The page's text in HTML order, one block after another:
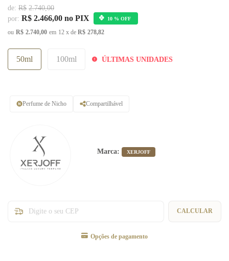
de: R$ 2.740,00
por: R$ 2.466,00 no PIX 10 % OFF
ou R$ 2.740,00 em 12 x de R$ 278,82
50ml 100ml ÚLTIMAS UNIDADES
Marca: XERJOFF
Perfume de Nicho Compartilhável
CALCULAR
Opções de pagamento